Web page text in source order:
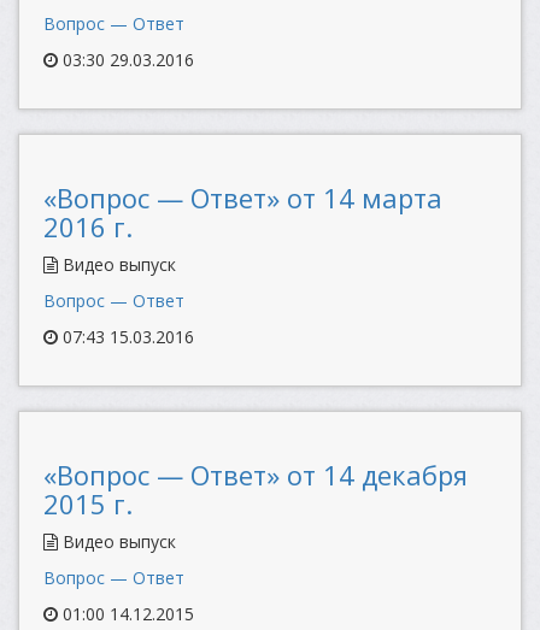
Вопрос — Ответ
03:30 29.03.2016
«Вопрос — Ответ» от 14 марта
2016 г.
Видео выпуск
Вопрос — Ответ
07:43 15.03.2016
«Вопрос — Ответ» от 14 декабря
2015 г.
Видео выпуск
Вопрос — Ответ
01:00 14.12.2015